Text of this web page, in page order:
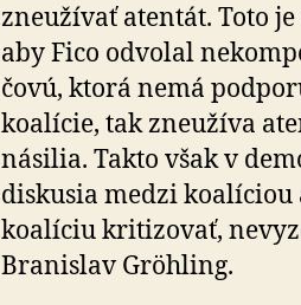
zne­u­ží­vať atentát. Toto
aby Fico odvolal
čo­vú, ktorá nemá
koalície, tak zne­u­ží­va
násilia. Takto však v
diskusia medzi
koalíciu kri­ti­zo­vať,
Branislav Gröhling.